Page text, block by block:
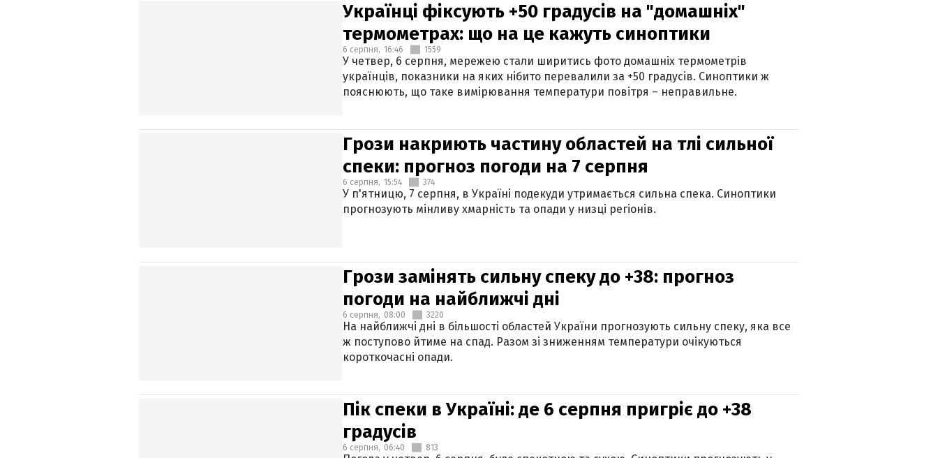
Українці фіксують +50 градусів на "домашніх"
термометрах: що на це кажуть синоптики
6 серпня, 16:46 1559
У четвер, 6 серпня, мережею стали ширитись фото домашніх термометрів
українців, показники на яких нібито перевалили за +50 градусів. Синоптики ж
пояснюють, що таке вимірювання температури повітря – неправильне.
Грози накриють частину областей на тлі сильної
спеки: прогноз погоди на 7 серпня
6 серпня, 15:54 374
У п'ятницю, 7 серпня, в Україні подекуди утримається сильна спека. Синоптики
прогнозують мінливу хмарність та опади у низці регіонів.
Грози замінять сильну спеку до +38: прогноз
погоди на найближчі дні
6 серпня, 08:00 3220
На найближчі дні в більшості областей України прогнозують сильну спеку, яка все
ж поступово йтиме на спад. Разом зі зниженням температури очікуються
короткочасні опади.
Пік спеки в Україні: де 6 серпня пригріє до +38
градусів
6 серпня, 06:40 813